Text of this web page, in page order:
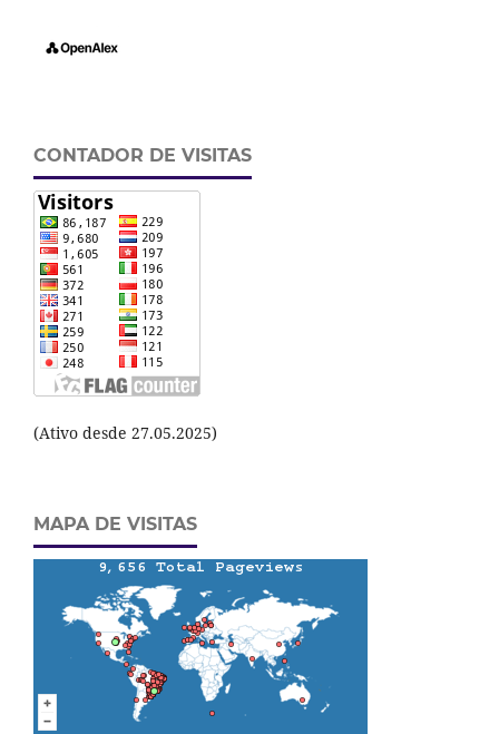
CONTADOR DE VISITAS
(Ativo desde 27.05.2025)
MAPA DE VISITAS